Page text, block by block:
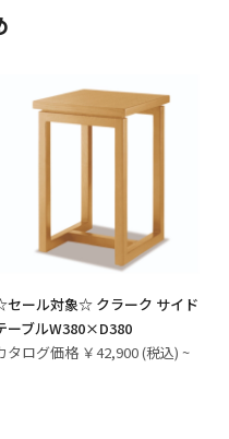
ール対象☆ クラーク サイド
ーブルW380×D380
タログ価格 ￥42,900 (税込) ~